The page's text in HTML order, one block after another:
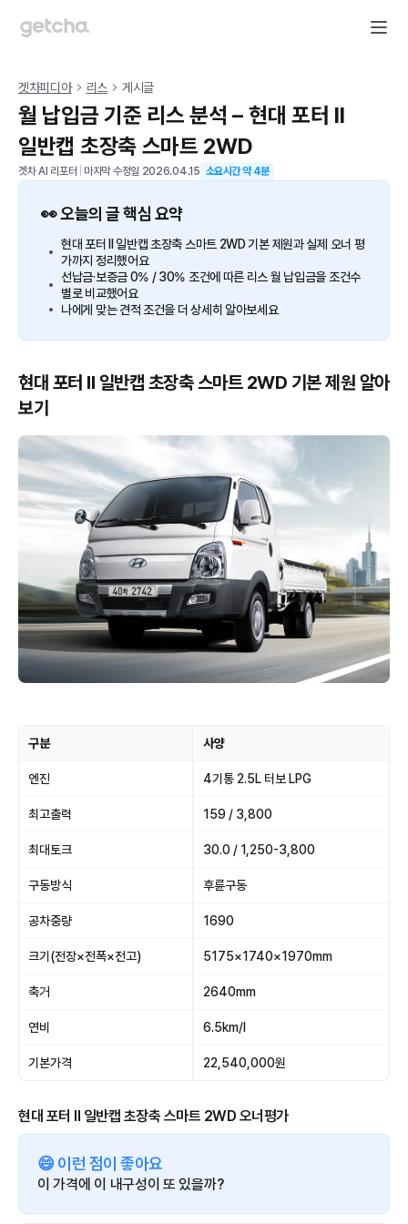
겟차피디아 리스 게시글
월 납입금 기준 리스 분석 – 현대 포터 II
일반캡 초장축 스마트 2WD
겟차 AI 리포터 마지막 수정일 2026.04.15 소요시간 약4분
👀 오늘의 글 핵심 요약
현대 포터 II 일반캡 초장축 스마트 2WD 기본 제원과 실제 오너 평
가까지 정리했어요
선납금·보증금 0% / 30% 조건에 따른 리스 월 납입금을 조건수
별로 비교했어요
나에게 맞는 견적 조건을 더 상세히 알아보세요
현대 포터 II 일반캡 초장축 스마트 2WD 기본 제원 알아
보기
구분 사양
엔진 4기통 2.5L 터보 LPG
최고출력 159 / 3,800
최대토크 30.0 / 1,250-3,800
구동방식 후륜구동
공차중량 1690
크기(전장×전폭×전고) 5175×1740×1970mm
축거 2640mm
연비 6.5km/l
기본가격 22,540,000원
현대 포터 II 일반캡 초장축 스마트 2WD 오너평가
😄 이런 점이 좋아요
이 가격에 이 내구성이 또 있을까?